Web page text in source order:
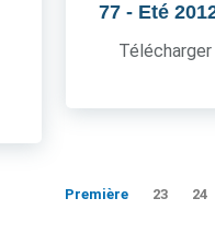
77 - Eté
Première 23 24